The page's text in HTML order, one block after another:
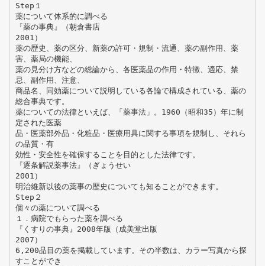
Step１
薬について体系的に調べる
『薬の事典』（朝倉書店
2001）
薬の歴史、薬の区分、新薬の許可・規制・流通、薬の副作用、薬
害、薬局の機能、
薬の見分け方などの総論から、各医薬品の作用・特徴、適応、禁
忌、副作用、注意、
商品名、同効薬について説明している各論で構成されている、薬の
総合事典です。
薬についての法律といえば、「薬事法」。1960（昭和35）年に制
定された医薬
品・医薬部外品・化粧品・医療用具に関する事項を規制し、それら
の品質・有
効性・安全性を確保することを目的とした法律です。
『逐条解説薬事法』（ぎょうせい
2001）
明治維新以後の薬事の歴史についても知ることができます。
Step２
個々の薬について調べる
１．病院でもらった薬を調べる
『くすりの事典』2008年版（成美堂出版
2007）
6,200品目の薬を掲載しています。その半数は、カラー写真から探
すことができ